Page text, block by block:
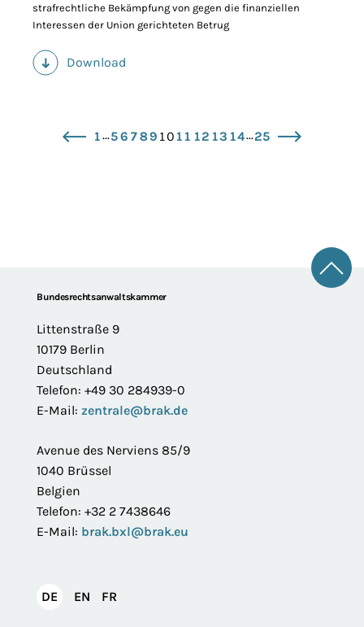
strafrechtliche Bekämpfung von gegen die finanziellen
Interessen der Union gerichteten Betrug
Download
(PDF)
zurück 1...56 789 10 11 12 13 14...25 vor
FooterBundesrechtsanwaltskammer
Littenstraße 9
10179 Berlin
Deutschland
Telefon: +49 30 284939-0
E-Mail: zentrale@brak.de
Avenue des Nerviens 85/9
1040 Brüssel
Belgien
Telefon: +32 2 7438646
E-Mail: brak.bxl@brak.eu
DEDeutsch
EN English
FR